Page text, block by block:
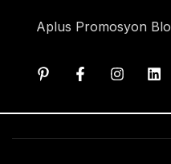
Aplus Promosyon